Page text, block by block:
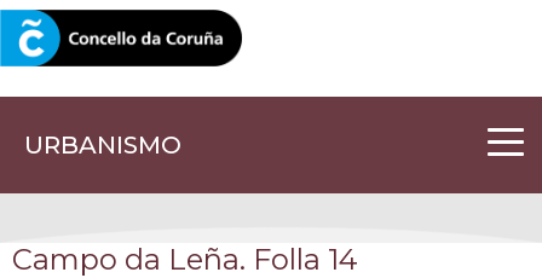
URBANISMO
CORUNA.GAL
Campo da Leña. Folla 14